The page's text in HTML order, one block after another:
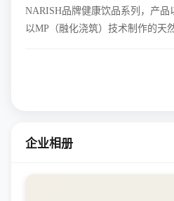
NARISH品牌健康饮品系列，产
以MP（融化浇筑）技术制作的天
企业相册